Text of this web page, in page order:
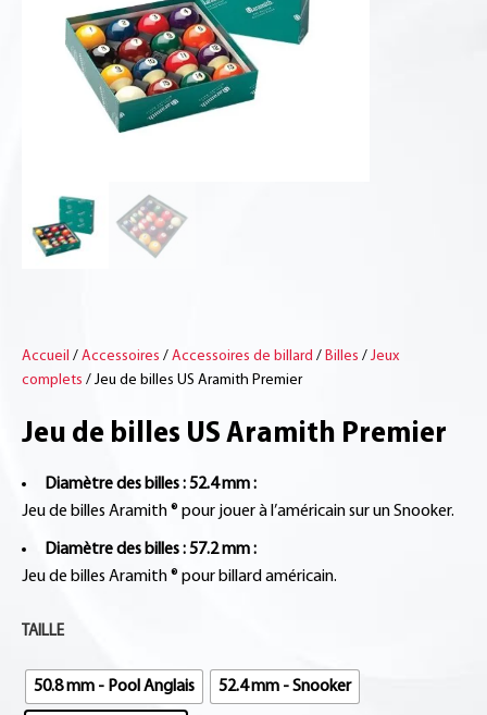
Accueil / Accessoires / Accessoires de billard / Billes / Jeux
complets / Jeu de billes US Aramith Premier
Jeu de billes US Aramith Premier
Diamètre des billes : 52.4 mm :
Jeu de billes Aramith ® pour jouer à l’américain sur un Snooker.
Diamètre des billes : 57.2 mm :
Jeu de billes Aramith ® pour billard américain.
TAILLE
50.8 mm - Pool Anglais 52.4 mm - Snooker